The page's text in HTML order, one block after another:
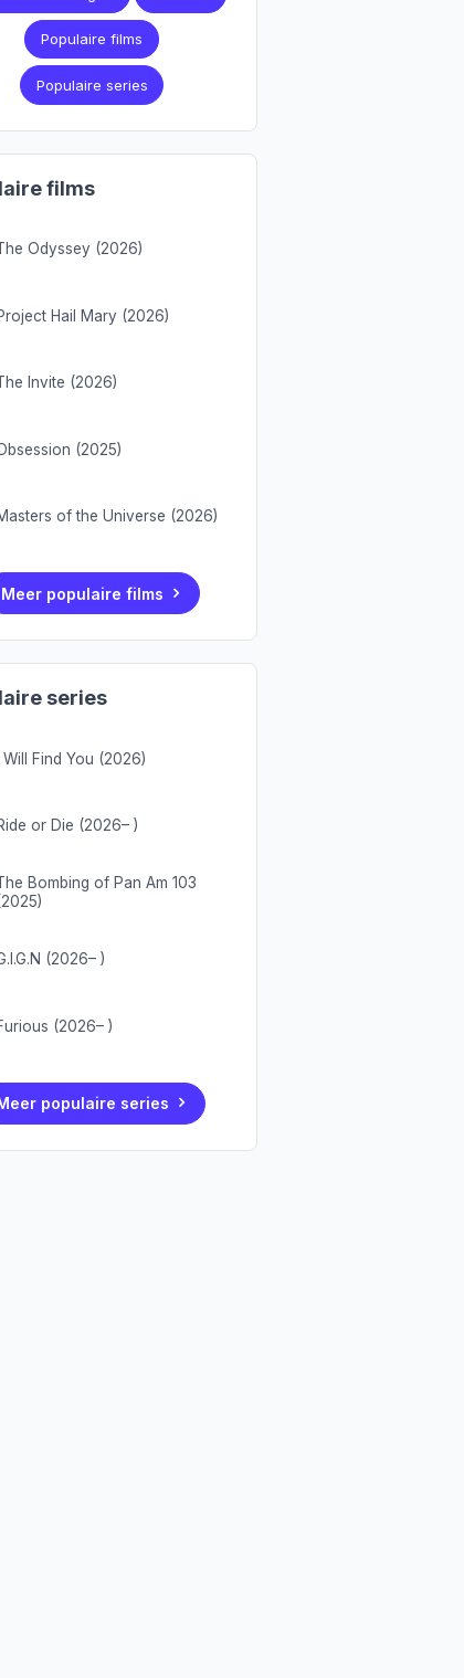
Populaire films
Populaire series
films
Odyssey (2026)
Hail Mary (2026)
Invite (2026)
(2025)
of the Universe (2026)
Meer populaire films
series
I Will Find You (2026)
or Die (2026– )
Bombing of Pan Am 103
(2026– )
(2026– )
populaire series